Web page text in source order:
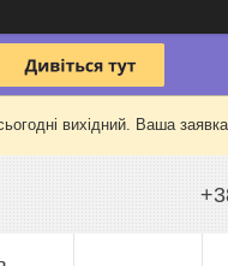
вихідний. Ваша